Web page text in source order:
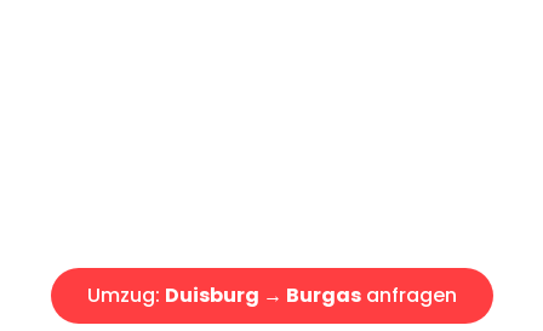
Umzug: Duisburg → Burgasanfragen